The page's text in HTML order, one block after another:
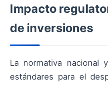
Impacto
de inversiones
La normativa nacional
estándares para el